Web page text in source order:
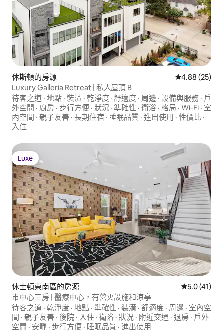
休斯頓的房源 從 25 則評價
4.88 (25)
Luxury Galleria Retreat | 私人屋頂 B
待客之道 · 地點 · 裝潢 · 乾淨度 · 舒適度 · 周邊 · 設備與服務 · 戶
外空間 · 廚房 · 步行方便 · 狀況 · 準確性 · 衛浴 · 格局 · Wi-Fi · 室
內空間 · 親子友善 · 長期住宿 · 睡眠品質 · 進出使用 · 性價比 ·
入住
Luxe
Luxe
休士頓東南區的房源 從 41 則評
5.0 (41)
市中心三房 | 醫療中心，有營火設施和涼亭
待客之道 · 乾淨度 · 地點 · 準確性 · 裝潢 · 舒適度 · 周邊 · 室內空
間 · 親子友善 · 後院 · 入住 · 衛浴 · 狀況 · 附近交通 · 退房 · 戶外
空間 · 安靜 · 步行方便 · 睡眠品質 · 進出使用